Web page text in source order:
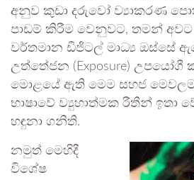
අනුව කුඩා දරුවෝ ව්‍යාකරණ
පාඩම් කිරීම වෙනුවට, තමන්
වර්තමාන ඩිජිටල් මාධ්‍ය ඔස්සේ
උත්තේජන (Exposure)
මොළයේ ඇති මෙම සහජ මෙවලම
භාෂාවේ ව්‍යුහාත්මක රීතීන් ඉතා
හඳුනා ගනිති.
නමුත් මෙහිදී
විශේෂ